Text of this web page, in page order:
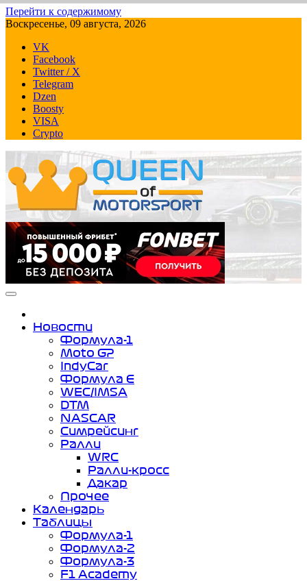
Перейти к содержимому
Воскресенье, 09 августа, 2026
VK
Facebook
Twitter / X
Telegram
Dzen
Boosty
VISA
Crypto
QUEEN-OF-MOTORSPORT.COM
Аналитика, статистика, трансляции Формулы-1 (Ф2/Ф3/F1
Academy), Формулы Е, Moto GP, DTM, IndyCar, NASCAR,
WRC (Dakar, WRX), WEC, IMSA и других гоночных серий
Новости
Формула-1
Moto GP
IndyCar
Формула Е
WEC/IMSA
DTM
NASCAR
Симрейсинг
Ралли
WRC
Ралли-кросс
Дакар
Прочее
Календарь
Таблицы
Формула-1
Формула-2
Формула-3
F1 Academy